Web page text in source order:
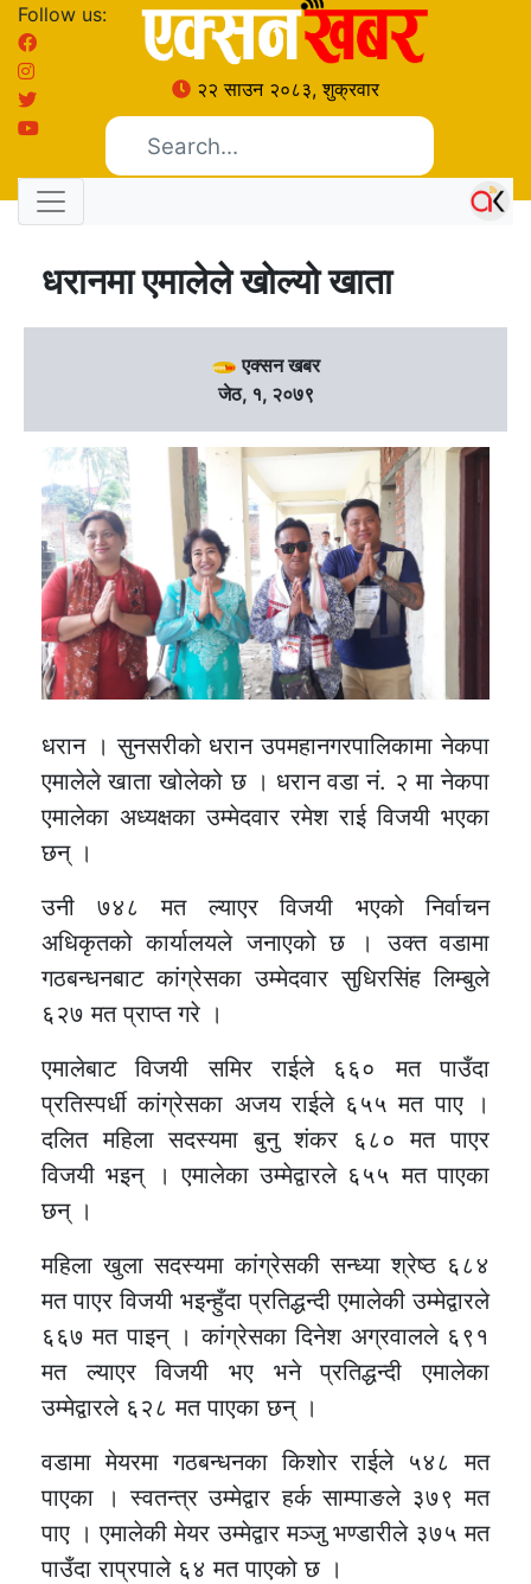
Follow us:
२२ साउन २०८३, शुक्रवार
धरानमा एमालेले खोल्यो खाता
एक्सन खबर
जेठ, १, २०७९
धरान । सुनसरीको धरान उपमहानगरपालिकामा नेकपा
एमालेले खाता खोलेको छ । धरान वडा नं. २ मा नेकपा
एमालेका अध्यक्षका उम्मेदवार रमेश राई विजयी भएका
छन् ।
उनी ७४८ मत ल्याएर विजयी भएको निर्वाचन
अधिकृतको कार्यालयले जनाएको छ । उक्त वडामा
गठबन्धनबाट कांग्रेसका उम्मेदवार सुधिरसिंह लिम्बुले
६२७ मत प्राप्त गरे ।
एमालेबाट विजयी समिर राईले ६६० मत पाउँदा
प्रतिस्पर्धी कांग्रेसका अजय राईले ६५५ मत पाए ।
दलित महिला सदस्यमा बुनु शंकर ६८० मत पाएर
विजयी भइन् । एमालेका उम्मेद्वारले ६५५ मत पाएका
छन् ।
महिला खुला सदस्यमा कांग्रेसकी सन्ध्या श्रेष्ठ ६८४
मत पाएर विजयी भइन्हुँदा प्रतिद्धन्दी एमालेकी उम्मेद्वारले
६६७ मत पाइन् । कांग्रेसका दिनेश अग्रवालले ६९१
मत ल्याएर विजयी भए भने प्रतिद्धन्दी एमालेका
उम्मेद्वारले ६२८ मत पाएका छन् ।
वडामा मेयरमा गठबन्धनका किशोर राईले ५४८ मत
पाएका । स्वतन्त्र उम्मेद्वार हर्क साम्पाङले ३७९ मत
पाए । एमालेकी मेयर उम्मेद्वार मञ्जु भण्डारीले ३७५ मत
पाउँदा राप्रपाले ६४ मत पाएको छ ।